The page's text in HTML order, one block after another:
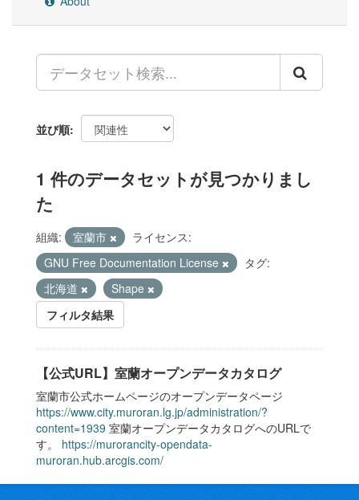
並び順
1 件のデータセットが見つかりまし
た
組織: 室蘭市
ライセンス:
GNU Free Documentation License
タグ:
北海道
Shape
フィルタ結果
【公式URL】室蘭オープンデータカタログ
室蘭市公式ホームページのオープンデータページ
https://www.city.muroran.lg.jp/administration/?
content=1939 室蘭オープンデータカタログへのURLで
す。 https://murorancity-opendata-
muroran.hub.arcgis.com/